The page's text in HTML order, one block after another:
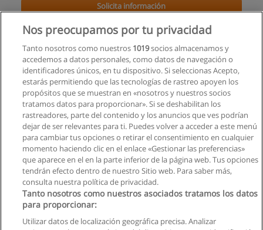
Solicita información
Nos preocupamos por tu privacidad
Tanto nosotros como nuestros 1019socios almacenamos y
accedemos a datos personales, como datos de navegación o
identificadores únicos, en tu dispositivo. Si seleccionas Acepto,
estarás permitiendo que las tecnologías de rastreo apoyen los
propósitos que se muestran en «nosotros y nuestros socios
tratamos datos para proporcionar». Si se deshabilitan los
rastreadores, parte del contenido y los anuncios que ves podrían
dejar de ser relevantes para ti. Puedes volver a acceder a este menú
para cambiar tus opciones o retirar el consentimiento en cualquier
momento haciendo clic en el enlace «Gestionar las preferencias»
que aparece en el en la parte inferior de la página web. Tus opciones
tendrán efecto dentro de nuestro Sitio web. Para saber más,
consulta nuestra política de privacidad.
Tanto nosotros como nuestros asociados tratamos los datos
para proporcionar:
Utilizar datos de localización geográfica precisa. Analizar